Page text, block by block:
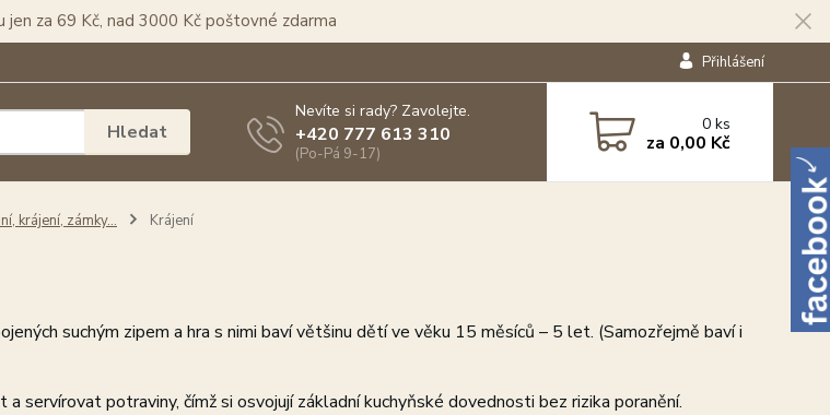
jen za 69 Kč, nad 3000 Kč poštovné zdarma
Přihlášení
Hledat
Nevíte si rady? Zavolejte.
+420 777 613 310
(Po-Pá 9-17)
0ks
za 0,00 Kč
krájení, zámky... Krájení
suchým zipem a hra s nimi baví většinu dětí ve věku 15 měsíců – 5 let. (Samozřejmě baví i
servírovat potraviny, čímž si osvojují základní kuchyňské dovednosti bez rizika poranění.